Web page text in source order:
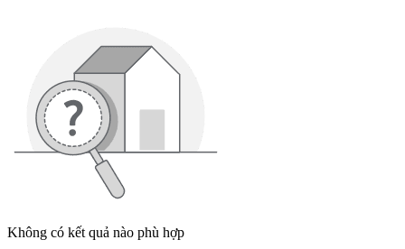
Không có kết quả nào phù hợp